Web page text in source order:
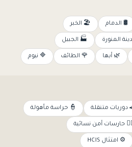
🛢️ الدمام 🏖️ الخبر
المنورة 🏭 الجبيل
🌿 أبها 🌹 الطائف 🔷 نيوم
دوريات متنقلة 👮 حراسة مأهولة
حارسات أمن نسائية
⚙️ امتثال HCIS